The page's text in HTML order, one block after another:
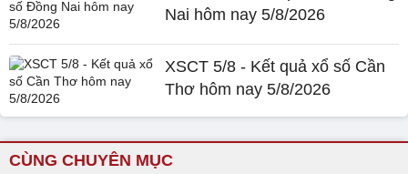
Nai hôm nay 5/8/2026
XSCT 5/8 - Kết quả xổ số Cần
Thơ hôm nay 5/8/2026
CÙNG CHUYÊN MỤC